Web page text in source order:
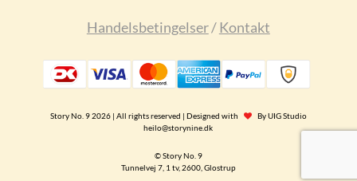
Handelsbetingelser/Kontakt
Story No. 9 2026 | All rights reserved | Designed with ByUIG Studio
heilo@storynine.dk
© Story No. 9
Tunnelvej 7, 1 tv, 2600, Glostrup